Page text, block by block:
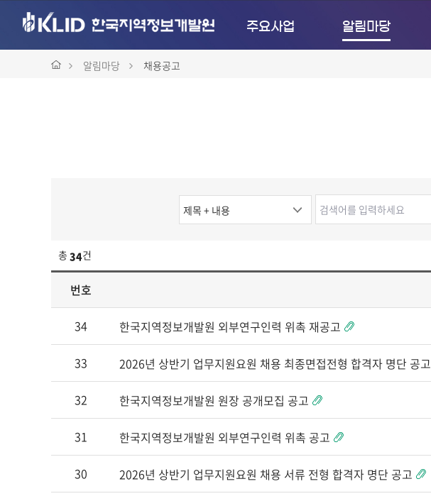
주요사업 알림마당
알림마당 채용공고
검
색
션
검
색
총 34건
번호
34 한국지역정보개발원 외부연구인력 위촉 재공고
33 2026년 상반기 업무지원요원 채용 최종면접전형 합격자 명단 공고
32 한국지역정보개발원 원장 공개모집 공고
31 한국지역정보개발원 외부연구인력 위촉 공고
30 2026년 상반기 업무지원요원 채용 서류 전형 합격자 명단 공고